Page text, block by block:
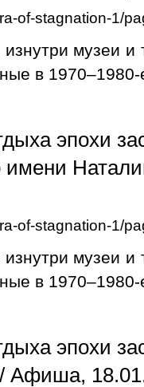
of-stagnation-1/
музеи и
в
эпохи
имени
of-stagnation-1/
музеи и
в
эпохи
Афиша,